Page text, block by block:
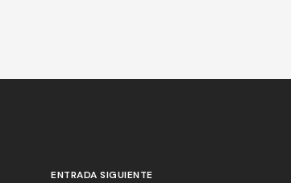
ENTRADA SIGUIENTE